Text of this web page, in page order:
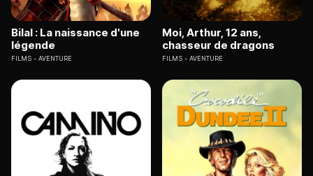
Bilal : La naissance d'une
légende
FILMS AVENTURE
Moi, Arthur, 12 ans,
chasseur de dragons
FILMS AVENTURE